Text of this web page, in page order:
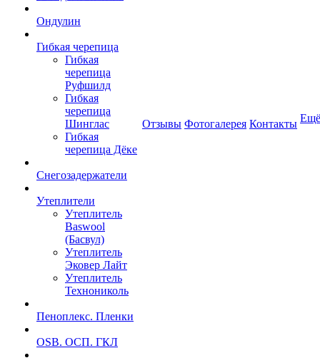
Ондулин
Гибкая черепица
Гибкая
черепица
Руфшилд
Гибкая
черепица
Шинглас
Гибкая
черепица Дёке
Снегозадержатели
Утеплители
Утеплитель
Baswool
(Басвул)
Утеплитель
Эковер Лайт
Утеплитель
Технониколь
Пеноплекс. Пленки
OSB. ОСП. ГКЛ
Отзывы Фотогалерея Контакты Ещё